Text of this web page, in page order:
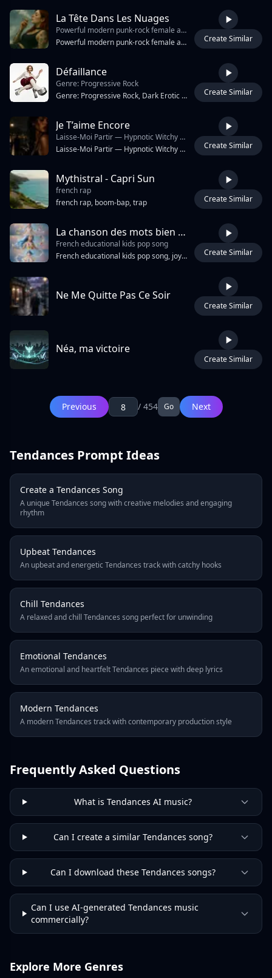
3:11
La Tête Dans Les Nuages
Powerful modern punk-rock female anthem with aggressive distorted electric guitars
Powerful modern punk-rock female anthem with aggressive distorted electric guitars, fast punchy drums, gritty bass lines, female lead vocal mixing high-pitched singing and harsh screams, rebellious and provocative mood, dark but playful, inspired by The Distillers, Joan Jett, and modern alternative punk, tempo around 160 bpm, intense energy, powerful breakdowns, guitar solo parts, edgy and raw production.
Create Similar
4:02
Défaillance
Genre: Progressive Rock
Genre: Progressive Rock, Dark Erotic Funk-Rock Vocals: Lead: female 26yo alto-mezzo, clean, natural Parisian accent, velvety, intimate close-mic tone with gentle breathiness and light vocal fry preserved exactly, Delivery is passionate with soaring melodies in the chorus and rhythmic, staccato phrasing in the verses Backing: whispered female trio identical to lead performing all bracketed parts Instruments: Clean and subtly overdriven electric guitars (Fender Stratocaster with chorus/delay, Gibson Les Paul Standard mild overdrive, Rickenbacker 360/12 jangly) with shimmering chorus and delay, arpeggiated chord sequences and melodic sustained lead lines with heavy spacious reverb in verses; Hammond B3 organ through Leslie 122 (slow/fast rotation); drums (Ludwig Supraphonic snare punchy on 2&4, expansive toms, precise cymbal washes); atmospheric synthesizers (Oberheim OB-Xa) and ethereal organ pads; melodic picked Fender Precision Bass '62, warm round tone following root notes.
Create Similar
3:57
Je T’aime Encore
Laisse-Moi Partir — Hypnotic Witchy Dark Trap Noir Hypnotic Witchy Dark Trap Noir With Emotional Spanish Male Vocals
Laisse-Moi Partir — Hypnotic Witchy Dark Trap Noir Hypnotic Witchy Dark Trap Noir With Emotional Spanish Male Vocals, Deep Cinematic Autotune, Minimalist But Powerful Production, Haunting Repetitive Hook, Melancholic Accordion Intro With Rain Ambience, Neon Night Drive Atmosphere, Dark Piano, Distorted 808 Bass, Ambient Synth Pads, Whisper Adlibs, Toxic Love And Cold Loneliness Theme, Cinematic European Noir Vibe, Spacious Reverb Vocals, Ghostly Harmonies, Slow Heavy Trap Drums, Futuristic Emotional Production, Seductive Occult Energy, French Phrases In The Hook “Mon Amour, Je T’aime”, Emotional Italian Bridge “Ma Non Torno Più”, Atmospheric Heartbreak Aesthetic, Dreamy But Dangerous Vibe, Travis Scott Inspired Dark Ambience Mixed With Lil Peep Emotional Vulnerability, Alternative R&B, Emo Trap, Cinematic Pop-Rap, Viral Hypnotic Chorus, Urban Sadness, Rainy City Lights, Shadows, Emotional Darkness.
Create Similar
3:04
Mythistral - Capri Sun
french rap
french rap, boom-bap, trap
Create Similar
4:30
La chanson des mots bien habillés
French educational kids pop song
French educational kids pop song, joyful and very catchy, playful female vocal, clear pronunciation, simple melody easy to memorize for a 7-year-old child. Bright acoustic guitar, ukulele, light piano, hand claps, soft drums, small xylophone touches, cheerful school atmosphere. Call-and-response sections for learning. Theme: French grammar agreement, masculine feminine singular plural, masculine singular no ending, feminine adds E, masculine plural adds S, feminine plural adds ES. Repetitive chorus, fun mini-quiz moments, playful “maman se trompe” correction lines. Warm, encouraging, funny, positive. No rap, no spoken-only song, no complex vocabulary, no EDM drop, no dramatic vocals.
Create Similar
5:02
Ne Me Quitte Pas Ce Soir
Create Similar
3:41
Néa, ma victoire
Create Similar
First Page
3
8
9
Next
Last Page
Previous / 454 Go Next
Tendances Prompt Ideas
Create a Tendances Song
A unique Tendances song with creative melodies and engaging
rhythm
Upbeat Tendances
An upbeat and energetic Tendances track with catchy hooks
Chill Tendances
A relaxed and chill Tendances song perfect for unwinding
Emotional Tendances
An emotional and heartfelt Tendances piece with deep lyrics
Modern Tendances
A modern Tendances track with contemporary production style
Frequently Asked Questions
What is Tendances AI music?
Can I create a similar Tendances song?
Can I download these Tendances songs?
Can I use AI-generated Tendances music
commercially?
Explore More Genres